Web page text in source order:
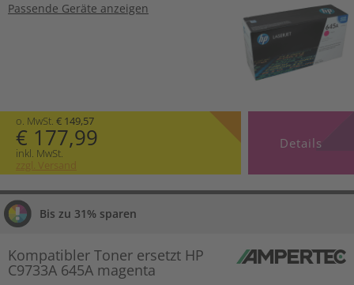
Passende Geräte anzeigen
o. MwSt. € 149,57
€ 177,99
inkl. MwSt.
zzgl. Versand
Details
Bis zu 31% sparen
Kompatibler Toner ersetzt HP
C9733A 645A magenta